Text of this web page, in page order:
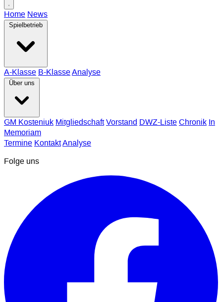
Home News
Spielbetrieb
A-Klasse B-KlasseAnalyse
Über uns
GM Kosteniuk Mitgliedschaft Vorstand DWZ-Liste Chronik In
Memoriam
Termine KontaktAnalyse
Folge uns